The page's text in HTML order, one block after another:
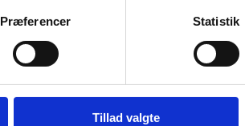
Præferencer Statistik
Tillad valgte